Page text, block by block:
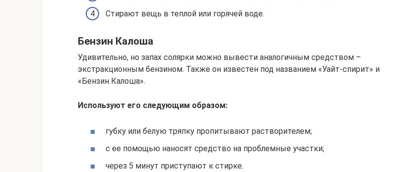
Стирают вещь в теплой или горячей воде.
Бензин Калоша
Удивительно, но запах солярки можно вывести аналогичным средством –
экстракционным бензином. Также он известен под названием «Уайт-спирит» и
«Бензин Калоша».
Используют его следующим образом:
губку или белую тряпку пропитывают растворителем;
с ее помощью наносят средство на проблемные участки;
через 5 минут приступают к стирке.